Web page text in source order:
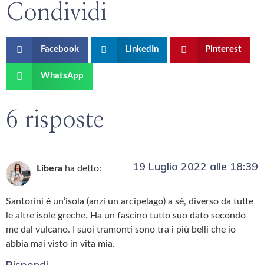
Condividi
Facebook LinkedIn Pinterest
WhatsApp
6 risposte
Libera ha detto: 19 Luglio 2022 alle 18:39
Santorini è un’isola (anzi un arcipelago) a sé, diverso da tutte
le altre isole greche. Ha un fascino tutto suo dato secondo
me dal vulcano. I suoi tramonti sono tra i più belli che io
abbia mai visto in vita mia.